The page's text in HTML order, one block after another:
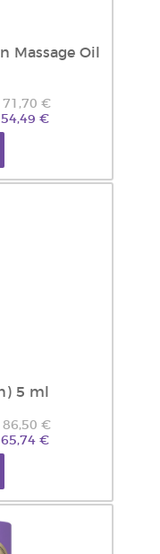
Massage Oil
71,70 €
€
5 ml
86,50 €
€